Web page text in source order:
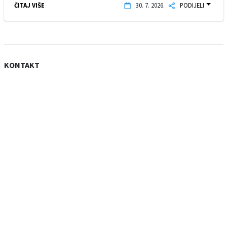
ČITAJ VIŠE 30. 7. 2026. PODIJELI
KONTAKT